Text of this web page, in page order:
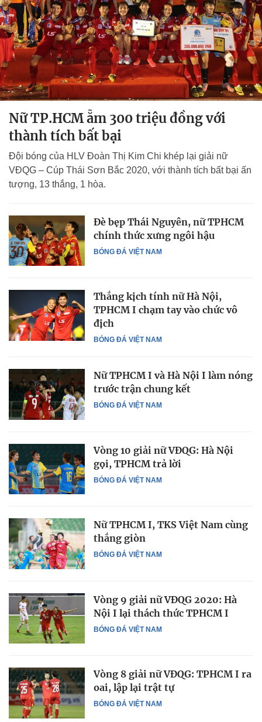
Nữ TP.HCM ẵm 300 triệu đồng với
thành tích bất bại
Đội bóng của HLV Đoàn Thị Kim Chi khép lại giải nữ
VĐQG – Cúp Thái Sơn Bắc 2020, với thành tích bất bại ấn
tượng, 13 thắng, 1 hòa.
BÓNG ĐÁ VIỆT NAM
Đè bẹp Thái Nguyên, nữ TPHCM
chính thức xưng ngôi hậu
BÓNG ĐÁ VIỆT NAM
Thắng kịch tính nữ Hà Nội,
TPHCM I chạm tay vào chức vô
địch
BÓNG ĐÁ VIỆT NAM
Nữ TPHCM I và Hà Nội I làm nóng
trước trận chung kết
BÓNG ĐÁ VIỆT NAM
Vòng 10 giải nữ VĐQG: Hà Nội
gọi, TPHCM trả lời
BÓNG ĐÁ VIỆT NAM
Nữ TPHCM I, TKS Việt Nam cùng
thắng giòn
BÓNG ĐÁ VIỆT NAM
Vòng 9 giải nữ VĐQG 2020: Hà
Nội I lại thách thức TPHCM I
BÓNG ĐÁ VIỆT NAM
Vòng 8 giải nữ VĐQG: TPHCM I ra
oai, lập lại trật tự